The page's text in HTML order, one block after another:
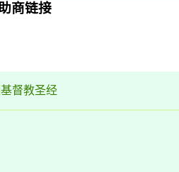
商链接
督教圣经